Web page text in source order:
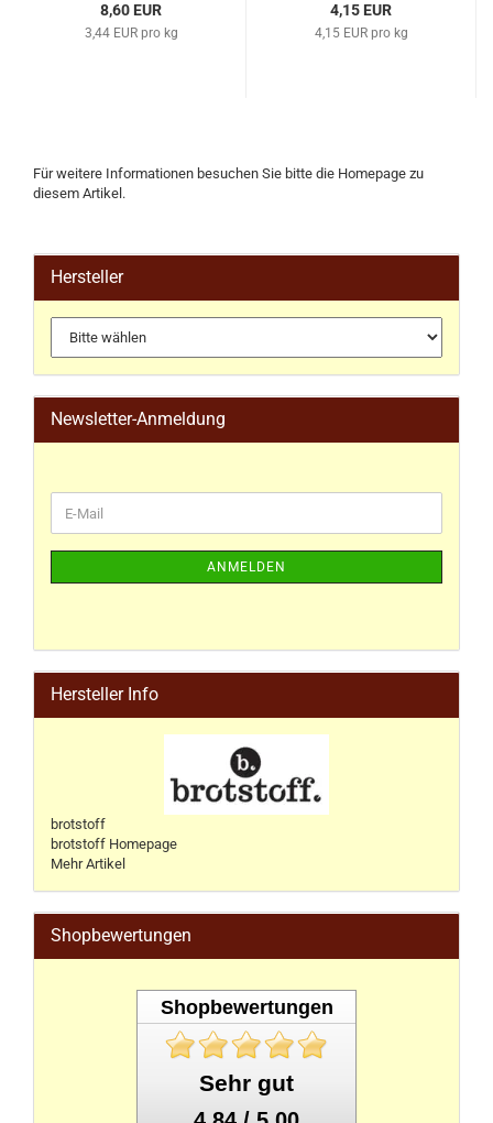
8,60 EUR
3,44 EUR pro kg
4,15 EUR
4,15 EUR pro kg
Für weitere Informationen besuchen Sie bitte die Homepage zu
diesem Artikel.
Hersteller
Newsletter-Anmeldung
ANMELDEN
Hersteller Info
brotstoff
brotstoff Homepage
Mehr Artikel
Shopbewertungen
Shopbewertungen
Sehr gut